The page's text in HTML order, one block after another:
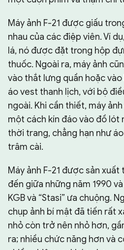
Máy ảnh F-21 được giấu
nhau của các điệp viên. Ví
lá, nó được đặt trong hộp
thuốc. Ngoài ra, máy ảnh
vào thắt lưng quần hoặc
áo vest thanh lịch, với bộ
ngoài. Khi cần thiết, máy
một cách kín đáo vào đồ lót
thời trang, chẳng hạn như
trâm cài.
Máy ảnh F-21 được sản xuất
đến giữa những năm 1990
KGB và “Stasi” ưa chuộng.
chụp ảnh bí mật đã tiến rất
nhỏ còn trở nên nhỏ hơn,
ra; nhiều chức năng hơn và